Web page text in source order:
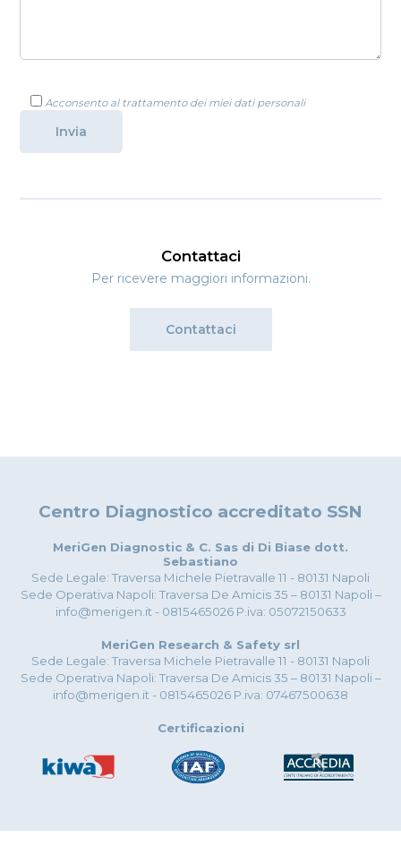
Acconsento al trattamento dei miei dati personali
Contattaci
Per ricevere maggiori informazioni.
Contattaci
Centro Diagnostico accreditato SSN
MeriGen Diagnostic & C. Sas di Di Biase dott.
Sebastiano
Sede Legale: Traversa Michele Pietravalle 11 - 80131 Napoli
Sede Operativa Napoli: Traversa De Amicis 35 – 80131 Napoli –
info@merigen.it - 0815465026 P.iva: 05072150633
MeriGen Research & Safety srl
Sede Legale: Traversa Michele Pietravalle 11 - 80131 Napoli
Sede Operativa Napoli: Traversa De Amicis 35 – 80131 Napoli –
info@merigen.it - 0815465026 P.iva: 07467500638
Certificazioni